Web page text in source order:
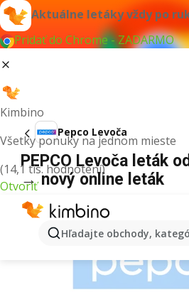
Aktuálne letáky vždy po
Pridať do Chrome - ZADARMO
Kimbino
Všetky ponuky na jednom mieste
(14,1 tis. hodnotení)
Otvoriť
Hľadajte obchody,
Pepco Levoča
PEPCO Levoča leták
→ nový online leták